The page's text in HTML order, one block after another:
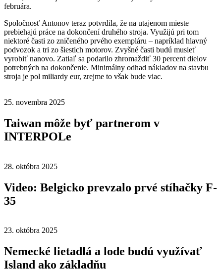
februára.
Spoločnosť Antonov teraz potvrdila, že na utajenom mieste
prebiehajú práce na dokončení druhého stroja. Využijú pri tom
niektoré časti zo zničeného prvého exempláru – napríklad hlavný
podvozok a tri zo šiestich motorov. Zvyšné časti budú musieť
vyrobiť nanovo. Zatiaľ sa podarilo zhromaždiť 30 percent dielov
potrebných na dokončenie. Minimálny odhad nákladov na stavbu
stroja je pol miliardy eur, zrejme to však bude viac.
25. novembra 2025
Taiwan môže byť partnerom v
INTERPOLe
28. októbra 2025
Video: Belgicko prevzalo prvé stíhačky F-
35
23. októbra 2025
Nemecké lietadlá a lode budú využívať
Island ako základňu